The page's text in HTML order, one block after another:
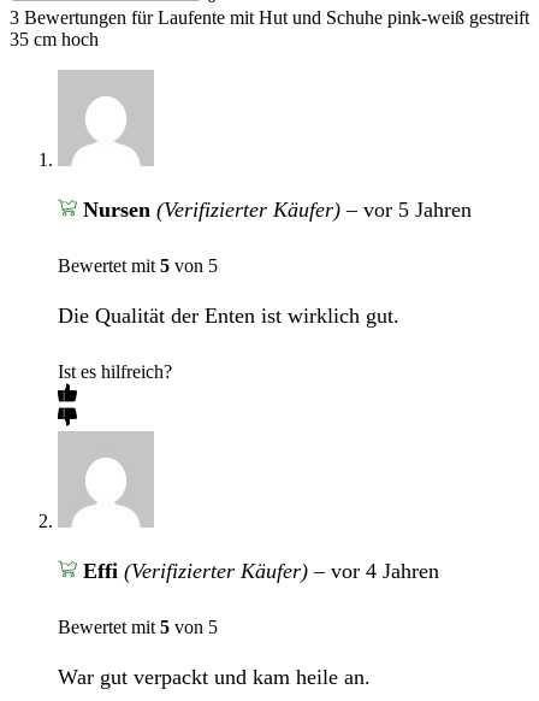
3 Bewertungen fürLaufente mit Hut und Schuhe pink-weiß gestreift
35 cm hoch
Nursen (Verifizierter Käufer) – vor 5 Jahren
Bewertet mit 5 von 5
Die Qualität der Enten ist wirklich gut.
Ist es hilfreich?
Effi (Verifizierter Käufer) – vor 4 Jahren
Bewertet mit 5 von 5
War gut verpackt und kam heile an.